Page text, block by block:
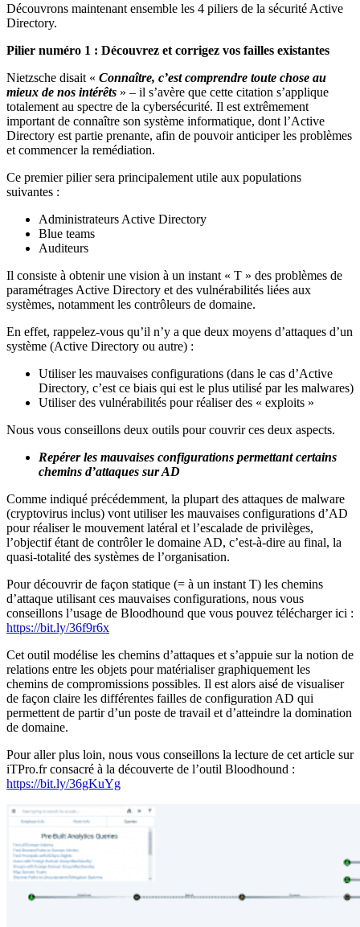
Découvrons maintenant ensemble les 4 piliers de la sécurité Active
Directory.
Pilier numéro 1 : Découvrez et corrigez vos failles existantes
Nietzsche disait « Connaître, c’est comprendre toute chose au
mieux de nos intérêts » – il s’avère que cette citation s’applique
totalement au spectre de la cybersécurité. Il est extrêmement
important de connaître son système informatique, dont l’Active
Directory est partie prenante, afin de pouvoir anticiper les problèmes
et commencer la remédiation.
Ce premier pilier sera principalement utile aux populations
suivantes :
Administrateurs Active Directory
Blue teams
Auditeurs
Il consiste à obtenir une vision à un instant « T » des problèmes de
paramétrages Active Directory et des vulnérabilités liées aux
systèmes, notamment les contrôleurs de domaine.
En effet, rappelez-vous qu’il n’y a que deux moyens d’attaques d’un
système (Active Directory ou autre) :
Utiliser les mauvaises configurations (dans le cas d’Active
Directory, c’est ce biais qui est le plus utilisé par les malwares)
Utiliser des vulnérabilités pour réaliser des « exploits »
Nous vous conseillons deux outils pour couvrir ces deux aspects.
Repérer les mauvaises configurations permettant certains
chemins d’attaques sur AD
Comme indiqué précédemment, la plupart des attaques de malware
(cryptovirus inclus) vont utiliser les mauvaises configurations d’AD
pour réaliser le mouvement latéral et l’escalade de privilèges,
l’objectif étant de contrôler le domaine AD, c’est-à-dire au final, la
quasi-totalité des systèmes de l’organisation.
Pour découvrir de façon statique (= à un instant T) les chemins
d’attaque utilisant ces mauvaises configurations, nous vous
conseillons l’usage de Bloodhound que vous pouvez télécharger ici :
https://bit.ly/36f9r6x
Cet outil modélise les chemins d’attaques et s’appuie sur la notion de
relations entre les objets pour matérialiser graphiquement les
chemins de compromissions possibles. Il est alors aisé de visualiser
de façon claire les différentes failles de configuration AD qui
permettent de partir d’un poste de travail et d’atteindre la domination
de domaine.
Pour aller plus loin, nous vous conseillons la lecture de cet article sur
iTPro.fr consacré à la découverte de l’outil Bloodhound :
https://bit.ly/36gKuYg